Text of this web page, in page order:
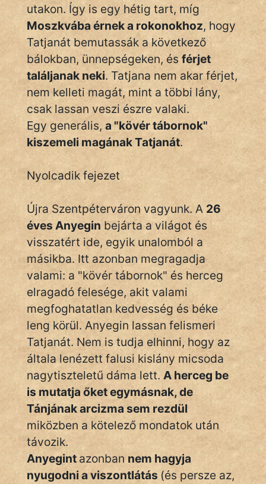
utakon. Így is egy hétig tart, míg
Moszkvába érnek a rokonokhoz, hogy
Tatjanát bemutassák a következő
bálokban, ünnepségeken, és férjet
találjanak neki. Tatjana nem akar férjet,
nem kelleti magát, mint a többi lány,
csak lassan veszi észre valaki.
Egy generális, a "kövér tábornok"
kiszemeli magának Tatjanát.
Nyolcadik fejezet
Újra Szentpéterváron vagyunk. A 26
éves Anyegin bejárta a világot és
visszatért ide, egyik unalomból a
másikba. Itt azonban megragadja
valami: a "kövér tábornok" és herceg
elragadó felesége, akit valami
megfoghatatlan kedvesség és béke
leng körül. Anyegin lassan felismeri
Tatjanát. Nem is tudja elhinni, hogy az
általa lenézett falusi kislány micsoda
nagytiszteletű dáma lett. A herceg be
is mutatja őket egymásnak, de
Tánjának arcizma sem rezdül
miközben a kötelező mondatok után
távozik.
Anyegint azonban nem hagyja
nyugodni a viszontlátás (és persze az,